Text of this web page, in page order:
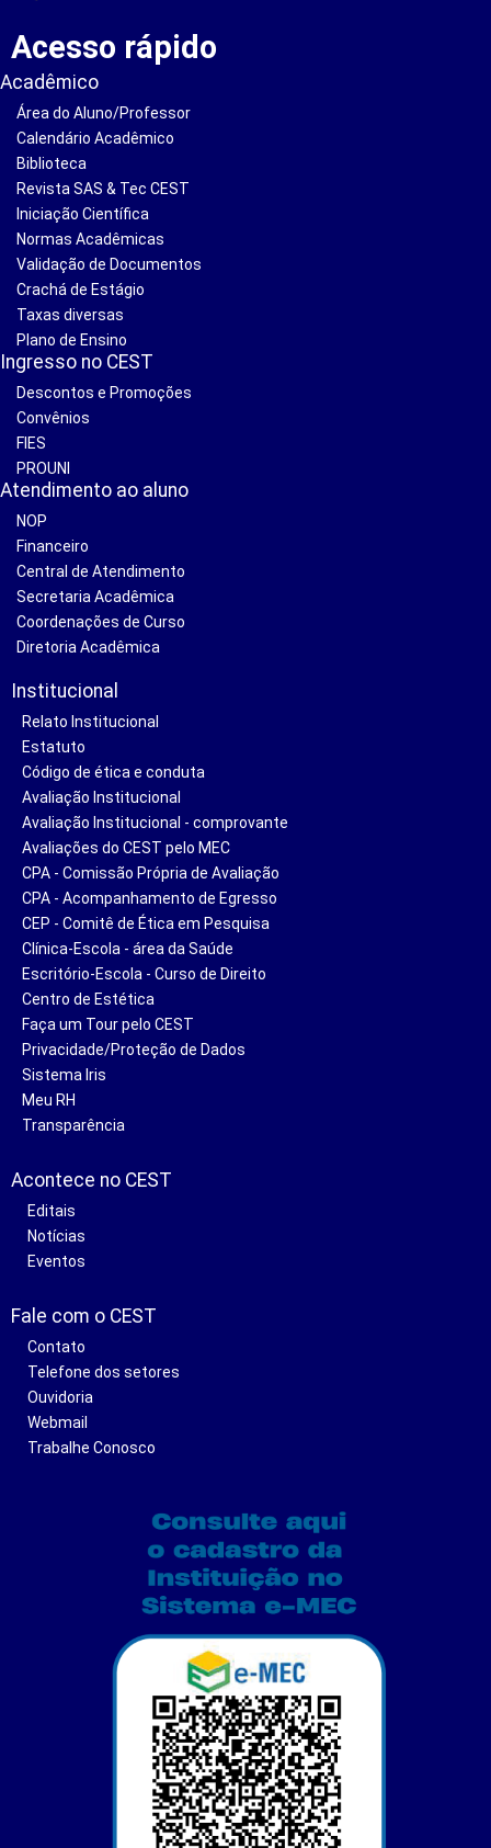
Acesso rápido
Acadêmico
Área do Aluno/Professor
Calendário Acadêmico
Biblioteca
Revista SAS & Tec CEST
Iniciação Científica
Normas Acadêmicas
Validação de Documentos
Crachá de Estágio
Taxas diversas
Plano de Ensino
Ingresso no CEST
Descontos e Promoções
Convênios
FIES
PROUNI
Atendimento ao aluno
NOP
Financeiro
Central de Atendimento
Secretaria Acadêmica
Coordenações de Curso
Diretoria Acadêmica
Institucional
Relato Institucional
Estatuto
Código de ética e conduta
Avaliação Institucional
Avaliação Institucional - comprovante
Avaliações do CEST pelo MEC
CPA - Comissão Própria de Avaliação
CPA - Acompanhamento de Egresso
CEP - Comitê de Ética em Pesquisa
Clínica-Escola - área da Saúde
Escritório-Escola - Curso de Direito
Centro de Estética
Faça um Tour pelo CEST
Privacidade/Proteção de Dados
Sistema Iris
Meu RH
Transparência
Acontece no CEST
Editais
Notícias
Eventos
Fale com o CEST
Contato
Telefone dos setores
Ouvidoria
Webmail
Trabalhe Conosco